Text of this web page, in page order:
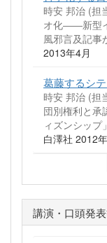
時安 邦治 (担
オ化――新型
風邪言及記事
2013年4月
葛藤するシ
時安 邦治 (担
団別権利と承
ィズンシップ
白澤社 2012
講演・口頭発